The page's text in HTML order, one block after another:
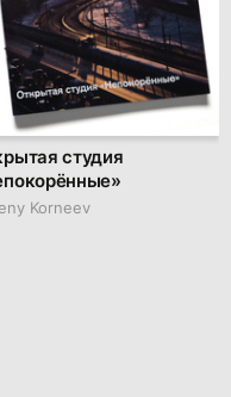
студия
Korneev